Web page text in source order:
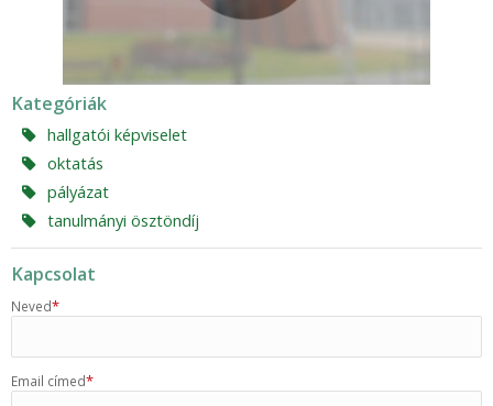
Kategóriák
hallgatói képviselet
oktatás
pályázat
tanulmányi ösztöndíj
Kapcsolat
Neved*
Email címed*